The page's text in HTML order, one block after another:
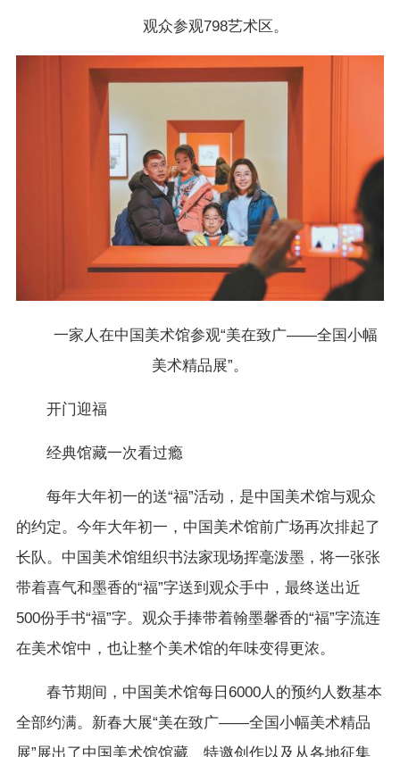
观众参观798艺术区。
一家人在中国美术馆参观“美在致广——全国小幅
美术精品展”。
开门迎福
经典馆藏一次看过瘾
每年大年初一的送“福”活动，是中国美术馆与观众
的约定。今年大年初一，中国美术馆前广场再次排起了
长队。中国美术馆组织书法家现场挥毫泼墨，将一张张
带着喜气和墨香的“福”字送到观众手中，最终送出近
500份手书“福”字。观众手捧带着翰墨馨香的“福”字流连
在美术馆中，也让整个美术馆的年味变得更浓。
春节期间，中国美术馆每日6000人的预约人数基本
全部约满。新春大展“美在致广——全国小幅美术精品
展”展出了中国美术馆馆藏、特邀创作以及从各地征集